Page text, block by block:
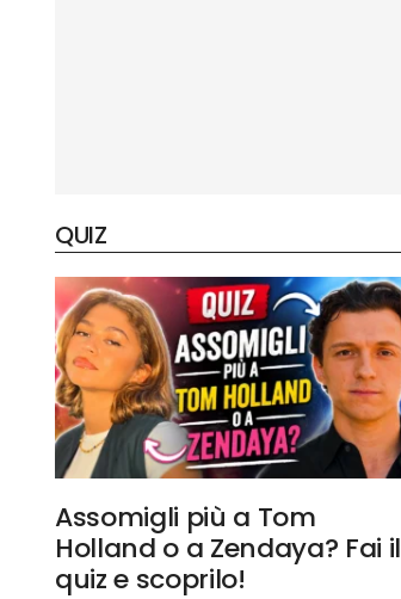
QUIZ
Assomigli più a Tom
Holland o a Zendaya? Fai il
quiz e scoprilo!